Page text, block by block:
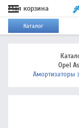
Моя корзина
Каталог
Opel
Амортизаторы